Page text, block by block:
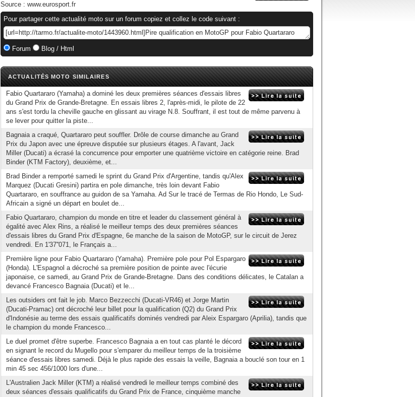
Source : www.eurosport.fr
Pour partager cette actualité moto sur un forum copiez et collez le code suivant :
Forum Blog / Html
ACTUALITÉS MOTO SIMILAIRES
Fabio Quartararo (Yamaha) a dominé les deux premières séances d'essais libres
du Grand Prix de Grande-Bretagne. En essais libres 2, l'après-midi, le pilote de 22
ans s'est tordu la cheville gauche en glissant au virage N.8. Souffrant, il est tout de même parvenu à
se lever pour quitter la piste...
Bagnaia a craqué, Quartararo peut souffler. Drôle de course dimanche au Grand
Prix du Japon avec une épreuve disputée sur plusieurs étages. A l'avant, Jack
Miller (Ducati) a écrasé la concurrence pour emporter une quatrième victoire en catégorie reine. Brad
Binder (KTM Factory), deuxième, et...
Brad Binder a remporté samedi le sprint du Grand Prix d'Argentine, tandis qu'Alex
Marquez (Ducati Gresini) partira en pole dimanche, très loin devant Fabio
Quartararo, en souffrance au guidon de sa Yamaha. Ad Sur le tracé de Termas de Rio Hondo, Le Sud-
Africain a signé un départ en boulet de...
Fabio Quartararo, champion du monde en titre et leader du classement général à
égalité avec Alex Rins, a réalisé le meilleur temps des deux premières séances
d'essais libres du Grand Prix d'Espagne, 6e manche de la saison de MotoGP, sur le circuit de Jerez
vendredi. En 1'37''071, le Français a...
Première ligne pour Fabio Quartararo (Yamaha). Première pole pour Pol Espargaro
(Honda). L'Espagnol a décroché sa première position de pointe avec l'écurie
japonaise, ce samedi, au Grand Prix de Grande-Bretagne. Dans des conditions délicates, le Catalan a
devancé Francesco Bagnaia (Ducati) et le...
Les outsiders ont fait le job. Marco Bezzecchi (Ducati-VR46) et Jorge Martin
(Ducati-Pramac) ont décroché leur billet pour la qualification (Q2) du Grand Prix
d'Indonésie au terme des essais qualificatifs dominés vendredi par Aleix Espargaro (Aprilia), tandis que
le champion du monde Francesco...
Le duel promet d'être superbe. Francesco Bagnaia a en tout cas planté le décord
en signant le record du Mugello pour s'emparer du meilleur temps de la troisième
séance d'essais libres samedi. Déjà le plus rapide des essais la veille, Bagnaia a bouclé son tour en 1
min 45 sec 456/1000 lors d'une...
L'Australien Jack Miller (KTM) a réalisé vendredi le meilleur temps combiné des
deux séances d'essais qualificatifs du Grand Prix de France, cinquième manche